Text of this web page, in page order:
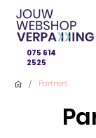
075 614
2525
/ Partners